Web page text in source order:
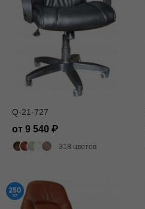
Q-21-727
от 9 540
318 цветов